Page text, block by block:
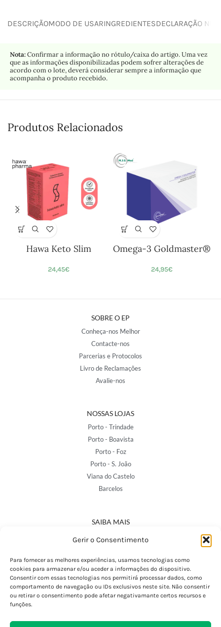
Gerir o Consentimento
Para fornecer as melhores experiências, usamos tecnologias como
cookies para armazenar e/ou aceder a informações do dispositivo.
Consentir com essas tecnologias nos permitirá processar dados, como
comportamento de navegação ou IDs exclusivos neste site. Não consentir
ou retirar o consentimento pode afetar negativamante certos recursos e
funções.
DESCRIÇÃOMODO DE USARINGREDIENTESDECLARAÇÃO
Nota:Confirmar a informação no rótulo/caixa do artigo. Uma vez
que as informações disponibilizadas podem sofrer alterações de
acordo com o lote, deverá considerar sempre a informação que
acompanha o produto recebido.
Produtos Relacionados
Hawa Keto Slim
24,45€
Omega-3 Goldmaster®
24,95€
SOBRE O EP
Conheça-nos Melhor
Contacte-nos
Parcerias e Protocolos
Livro de Reclamações
Avalie-nos
NOSSAS LOJAS
Porto - Trindade
Porto - Boavista
Porto - Foz
Porto - S. João
Viana do Castelo
Barcelos
SAIBA MAIS
Política de Privacidade
Termos e Condições
Perguntas Frequentes
Custos de Envio
Encomendas Internacionais
Devoluções e Trocas